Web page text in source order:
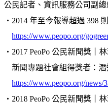
公民記者、資訊服務公司副總
・ 2014 年至今報導超過 398
https://www.peopo.org/
・ 2017 PeoPo 公民新聞獎｜
新聞專題社會組得獎者：潛
https://www.peopo.org/news/
・ 2018 PeoPo 公民新聞獎｜